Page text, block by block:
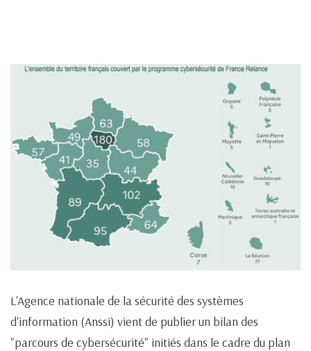
L'Agence nationale de la sécurité des systèmes
d'information (Anssi) vient de publier un bilan des
"parcours de cybersécurité" initiés dans le cadre du plan